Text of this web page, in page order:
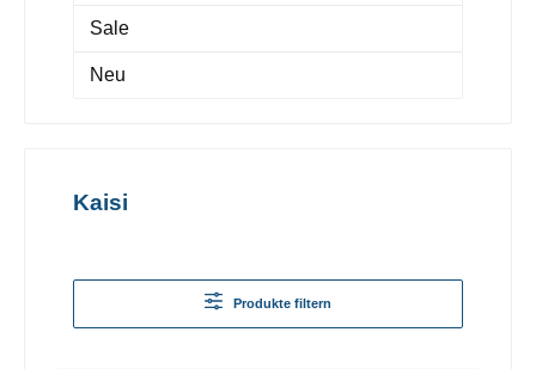
Sale
Neu
Kaisi
Produkte filtern